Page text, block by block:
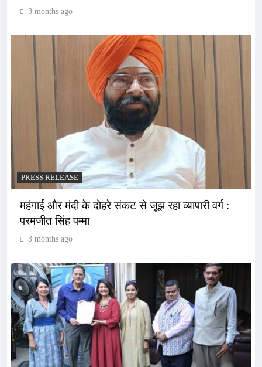
3 months ago
PRESS RELEASE
महंगाई और मंदी के दोहरे संकट से जूझ रहा व्यापारी वर्ग :
परमजीत सिंह पम्मा
3 months ago